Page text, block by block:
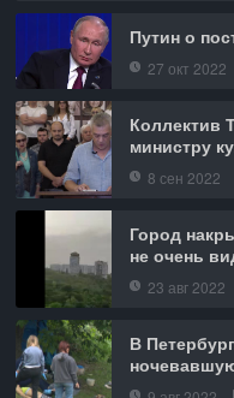
Путин о
27 окт 2022
Коллектив
министру
8 сен 2022
Город
не очень
23 авг 2022
В